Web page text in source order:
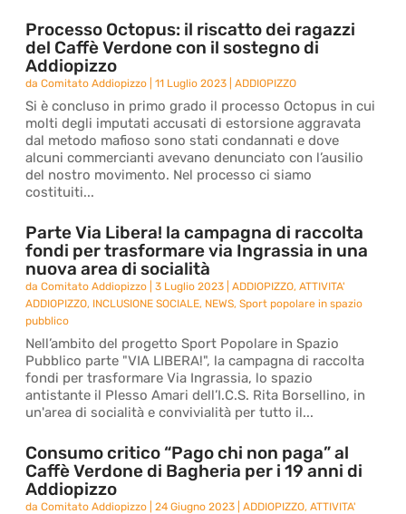
Processo Octopus: il riscatto dei ragazzi
del Caffè Verdone con il sostegno di
Addiopizzo
daComitato Addiopizzo |11 Luglio 2023 |ADDIOPIZZO
Si è concluso in primo grado il processo Octopus in cui
molti degli imputati accusati di estorsione aggravata
dal metodo mafioso sono stati condannati e dove
alcuni commercianti avevano denunciato con l’ausilio
del nostro movimento. Nel processo ci siamo
costituiti...
Parte Via Libera! la campagna di raccolta
fondi per trasformare via Ingrassia in una
nuova area di socialità
daComitato Addiopizzo |3 Luglio 2023 |ADDIOPIZZO,ATTIVITA'
ADDIOPIZZO, INCLUSIONE SOCIALE, NEWS,Sport popolare in spazio
pubblico
Nell’ambito del progetto Sport Popolare in Spazio
Pubblico parte "VIA LIBERA!", la campagna di raccolta
fondi per trasformare Via Ingrassia, lo spazio
antistante il Plesso Amari dell’I.C.S. Rita Borsellino, in
un'area di socialità e convivialità per tutto il...
Consumo critico “Pago chi non paga” al
Caffè Verdone di Bagheria per i 19 anni di
Addiopizzo
daComitato Addiopizzo |24 Giugno 2023 |ADDIOPIZZO,ATTIVITA'